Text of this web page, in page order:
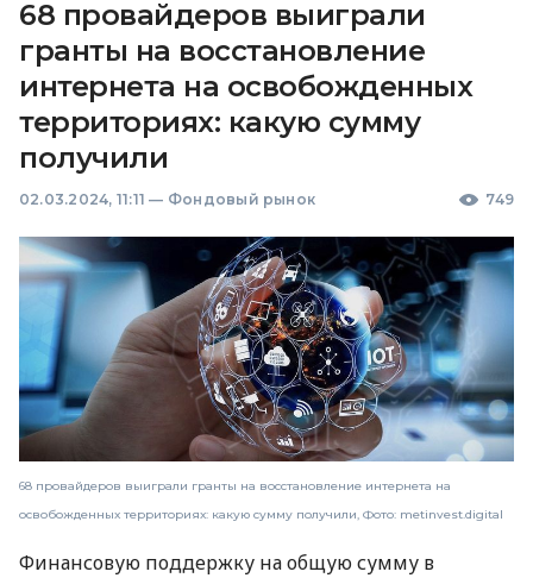
68 провайдеров выиграли
гранты на восстановление
интернета на освобожденных
территориях: какую сумму
получили
02.03.2024, 11:11 — Фондовый рынок 749
68 провайдеров выиграли гранты на восстановление интернета на
освобожденных территориях: какую сумму получили, Фото: metinvest.digital
Финансовую поддержку на общую сумму в